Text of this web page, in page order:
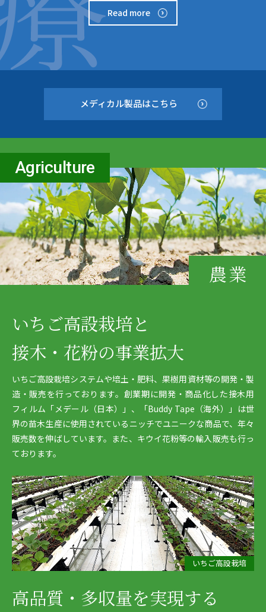
Read more
メディカル製品はこちら
Agriculture
農業
いちご高設栽培と
接木・花粉の事業拡大
いちご高設栽培システムや培土・肥料、果樹用資材等の開発・製
造・販売を行っております。創業期に開発・商品化した接木用
フィルム「メデール（日本）」、「Buddy Tape（海外）」は世
界の苗木生産に使用されているニッチでユニークな商品で、年々
販売数を伸ばしています。また、キウイ花粉等の輸入販売も行っ
ております。
いちご高設栽培
高品質・多収量を実現する